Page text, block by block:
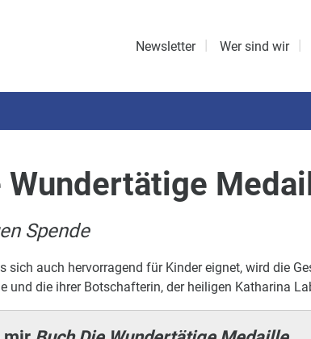
Newsletter Wer sind wir
Wundertätige
Spende
sich auch hervorragend für Kinder eignet, wird die
und die ihrer Botschafterin, der heiligen Katharina